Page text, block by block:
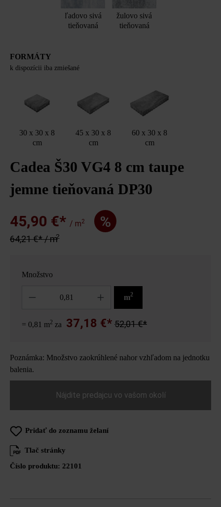
ľadovo sivá
tieňovaná
žulovo sivá
tieňovaná
FORMÁTY
k dispozícii iba zmiešané
30 x 30 x 8
cm
45 x 30 x 8
cm
60 x 30 x 8
cm
Cadea Š30 VG4 8 cm taupe
jemne tieňovaná DP30
45,90 €* / m2 %
64,21 €* / m2
Množstvo
m2
= 0,81 m2 za 37,18 €* 52,01 €*
Poznámka: Množstvo zaokrúhlené nahor vzhľadom na jednotku
balenia.
Nájdite predajcu vo vašom okolí
Pridať do zoznamu želaní
Tlač stránky
Číslo produktu: 22101